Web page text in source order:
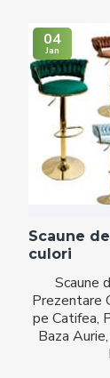
04
Jan
Scaune
culori
Scaune
Prezentare
pe Catifea,
Baza